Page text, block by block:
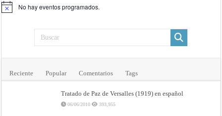
Aviso No hay eventos programados.
Reciente Popular Comentarios Tags
Tratado de Paz de Versalles (1919) en español
06/06/2010 393,955